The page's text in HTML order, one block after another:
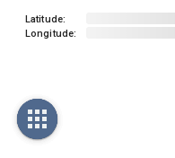
Latitude:
Longitude: